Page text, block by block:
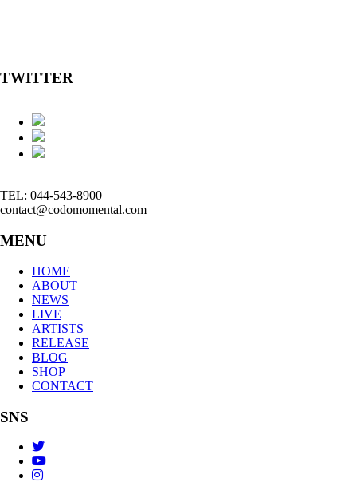
TWITTER
TEL: 044-543-8900
contact@codomomental.com
MENU
HOME
ABOUT
NEWS
LIVE
ARTISTS
RELEASE
BLOG
SHOP
CONTACT
SNS